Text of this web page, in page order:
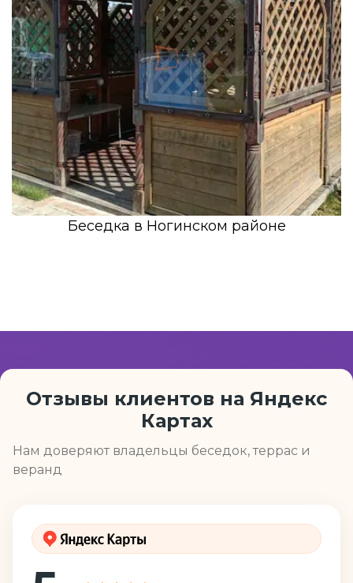
Беседка в Ногинском районе
Отзывы клиентов на Яндекс
Картах
Нам доверяют владельцы беседок, террас и
веранд